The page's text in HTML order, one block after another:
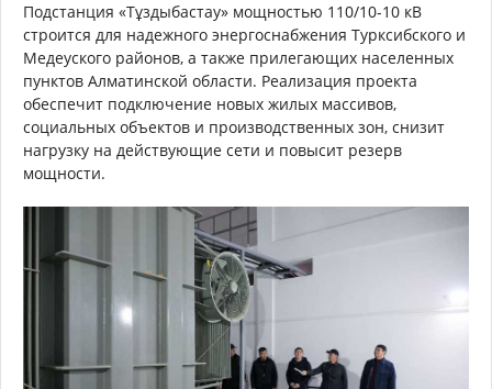
Подстанция «Тұздыбастау» мощностью 110/10-10 кВ
строится для надежного энергоснабжения Турксибского и
Медеуского районов, а также прилегающих населенных
пунктов Алматинской области. Реализация проекта
обеспечит подключение новых жилых массивов,
социальных объектов и производственных зон, снизит
нагрузку на действующие сети и повысит резерв
мощности.